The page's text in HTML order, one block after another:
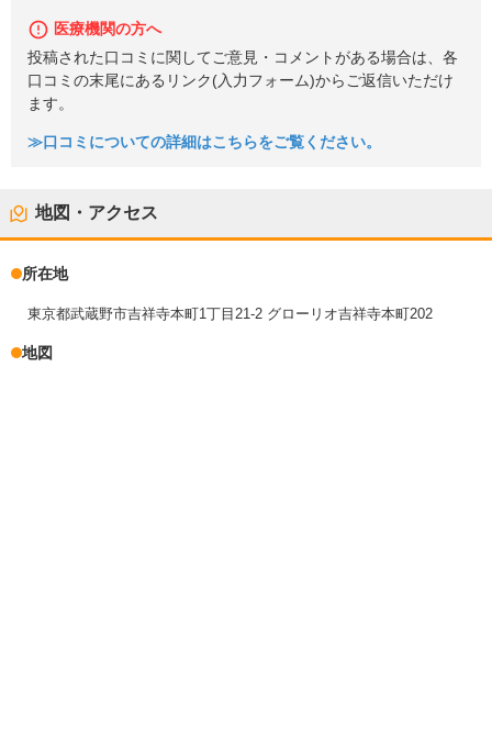
医療機関の方へ
投稿された口コミに関してご意見・コメントがある場合は、各
口コミの末尾にあるリンク(入力フォーム)からご返信いただけ
ます。
≫口コミについての詳細はこちらをご覧ください。
地図・アクセス
所在地
東京都武蔵野市吉祥寺本町1丁目21-2 グローリオ吉祥寺本町202
地図